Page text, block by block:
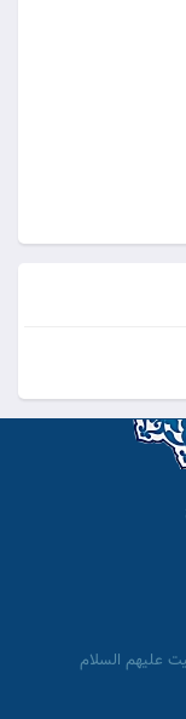
علیهم السلام